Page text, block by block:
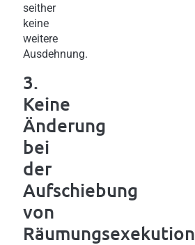
seither
keine
weitere
Ausdehnung.
3.
Keine
Änderung
bei
der
Aufschiebung
von
Räumungsexekution